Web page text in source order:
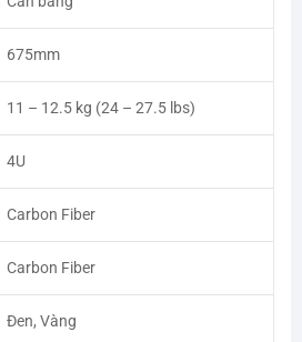
675mm
11 – 12.5 kg (24 – 27.5 lbs)
4U
Carbon Fiber
Carbon Fiber
Đen, Vàng